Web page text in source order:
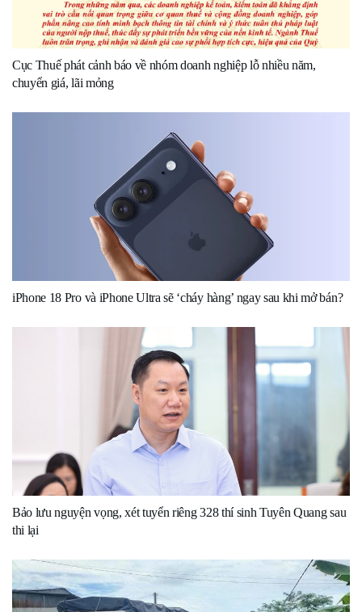
Cục Thuế phát cảnh báo về nhóm doanh nghiệp lỗ nhiều năm,
chuyển giá, lãi mỏng
iPhone 18 Pro và iPhone Ultra sẽ ‘cháy hàng’ ngay sau khi mở bán?
Bảo lưu nguyện vọng, xét tuyển riêng 328 thí sinh Tuyên Quang sau
thi lại